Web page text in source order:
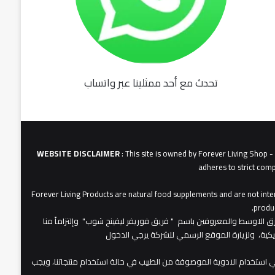
تحدث مع أحد ممثلينا عبر واتساب
WEBSITE DISCLAIMER: This site is owned by Forever Living Shop
adheres to strict
Forever Living Products are natural food supplements and are not
فوريفر لبفينج برودكتس في الشرق الاوسط والمعروفين باسم " فريق فوريفر ليفينج شوب" وإلتزاماً منا
ولزيارة الموقع الرسمي للشركة يرجي الدخول
الادوية الموصوفة من الطبيب في حالة استخدام منتجاتنا، ويجب